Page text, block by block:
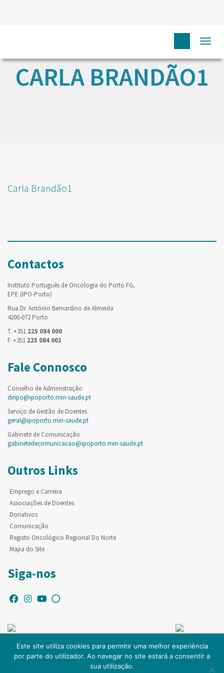
CARLA BRANDÃO1
Carla Brandão1
Contactos
Instituto Português de Oncologia do Porto FG,
EPE (IPO-Porto)
Rua Dr. António Bernardino de Almeida
4200-072 Porto
T. +351 225 084 000
F. +351 225 084 001
Fale Connosco
Conselho de Administração
diripo@ipoporto.min-saude.pt
Serviço de Gestão de Doentes
geral@ipoporto.min-saude.pt
Gabinete de Comunicação
gabinetedecomunicacao@ipoporto.min-saude.pt
Outros Links
Emprego e Carreira
Associações de Doentes
Donativos
Comunicação
Registo Oncológico Regional Do Norte
Mapa do Site
Siga-nos
© Copyright IPO-PORTO. Todos os direitos reservados.
Este site utiliza cookies para permitir uma melhor experiência
por parte do utilizador. Ao navegar no site estará a consentir a
sua utilização.